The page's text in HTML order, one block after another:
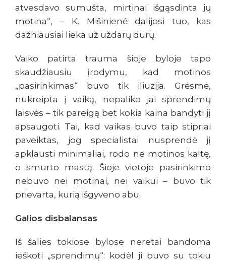
atvesdavo sumušta, mirtinai išgąsdinta jų
motina“, – K. Mišinienė dalijosi tuo, kas
dažniausiai lieka už uždarų durų.
Vaiko patirta trauma šioje byloje tapo
skaudžiausiu įrodymu, kad motinos
„pasirinkimas“ buvo tik iliuzija. Grėsmė,
nukreipta į vaiką, nepaliko jai sprendimų
laisvės – tik pareigą bet kokia kaina bandyti jį
apsaugoti. Tai, kad vaikas buvo taip stipriai
paveiktas, jog specialistai nusprendė jį
apklausti minimaliai, rodo ne motinos kaltę,
o smurto mastą. Šioje vietoje pasirinkimo
nebuvo nei motinai, nei vaikui – buvo tik
prievarta, kurią išgyveno abu.
Galios disbalansas
Iš šalies tokiose bylose neretai bandoma
ieškoti „sprendimų“: kodėl ji buvo su tokiu